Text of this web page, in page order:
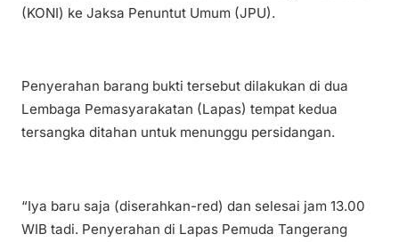
(KONI) ke Jaksa Penuntut Umum (JPU).
Penyerahan barang bukti tersebut dilakukan di dua
Lembaga Pemasyarakatan (Lapas) tempat kedua
tersangka ditahan untuk menunggu persidangan.
“Iya baru saja (diserahkan-red) dan selesai jam 13.00
WIB tadi. Penyerahan di Lapas Pemuda Tangerang